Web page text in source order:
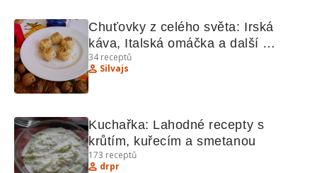
Chuťovky z celého světa: Irská
káva, Italská omáčka a další
recepty
34receptů
Silvajs
Kuchařka: Lahodné recepty s
krůtím, kuřecím a smetanou
173 receptů
drpr